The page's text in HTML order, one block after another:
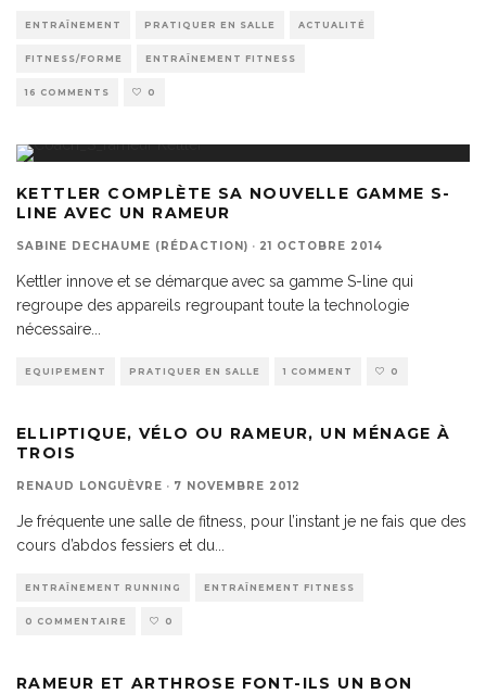
ENTRAÎNEMENT PRATIQUER EN SALLE ACTUALITÉ
FITNESS/FORME ENTRAÎNEMENT FITNESS
16 COMMENTS 0
KETTLER COMPLÈTE SA NOUVELLE GAMME S-
LINE AVEC UN RAMEUR
SABINE DECHAUME (RÉDACTION) · 21 OCTOBRE 2014
Kettler innove et se démarque avec sa gamme S-line qui
regroupe des appareils regroupant toute la technologie
nécessaire
EQUIPEMENT PRATIQUER EN SALLE 1 COMMENT 0
ELLIPTIQUE, VÉLO OU RAMEUR, UN MÉNAGE À
TROIS
RENAUD LONGUÈVRE · 7 NOVEMBRE 2012
Je fréquente une salle de fitness, pour l’instant je ne fais que des
cours d’abdos fessiers et du
ENTRAÎNEMENT RUNNING ENTRAÎNEMENT FITNESS
0 COMMENTAIRE 0
RAMEUR ET ARTHROSE FONT-ILS UN BON